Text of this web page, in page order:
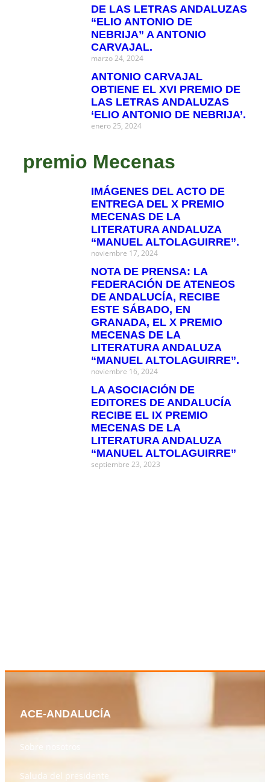
DE LAS LETRAS ANDALUZAS
“ELIO ANTONIO DE
NEBRIJA” A ANTONIO
CARVAJAL.
marzo 24, 2024
ANTONIO CARVAJAL
OBTIENE EL XVI PREMIO DE
LAS LETRAS ANDALUZAS
‘ELIO ANTONIO DE NEBRIJA’.
enero 25, 2024
premio Mecenas
IMÁGENES DEL ACTO DE
ENTREGA DEL X PREMIO
MECENAS DE LA
LITERATURA ANDALUZA
“MANUEL ALTOLAGUIRRE”.
noviembre 17, 2024
NOTA DE PRENSA: LA
FEDERACIÓN DE ATENEOS
DE ANDALUCÍA, RECIBE
ESTE SÁBADO, EN
GRANADA, EL X PREMIO
MECENAS DE LA
LITERATURA ANDALUZA
“MANUEL ALTOLAGUIRRE”.
noviembre 16, 2024
LA ASOCIACIÓN DE
EDITORES DE ANDALUCÍA
RECIBE EL IX PREMIO
MECENAS DE LA
LITERATURA ANDALUZA
“MANUEL ALTOLAGUIRRE”
septiembre 23, 2023
ACE-ANDALUCÍA
Sobre nosotros
Saluda del presidente